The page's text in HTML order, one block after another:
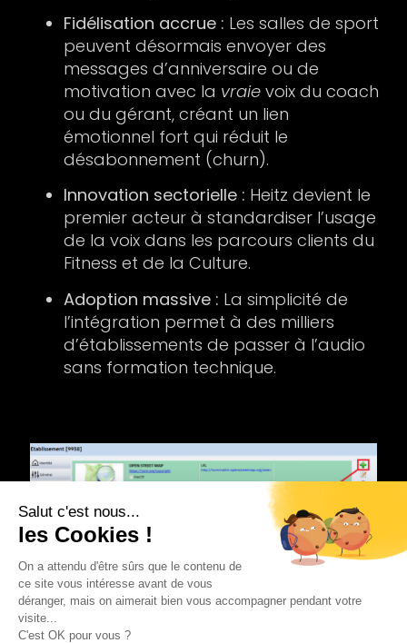
Fidélisation accrue : Les salles de sport
peuvent désormais envoyer des
messages d’anniversaire ou de
motivation avec la vraie voix du coach
ou du gérant, créant un lien
émotionnel fort qui réduit le
désabonnement (churn).
Innovation sectorielle : Heitz devient le
premier acteur à standardiser l’usage
de la voix dans les parcours clients du
Fitness et de la Culture.
Adoption massive : La simplicité de
l’intégration permet à des milliers
d’établissements de passer à l’audio
sans formation technique.